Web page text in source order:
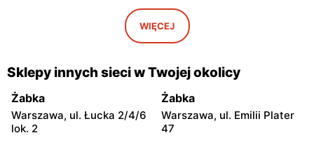
Iwaniska, ul. Ujazdowska 5
moje sklepy
Bogoria, ul. Rynek 30
Gorzyce, ul. Szkolna 44 Grębów, ul. Wydrza 180
moje sklepy
Jadachy, ul. Jadachy 111
moje sklepy
Jeżowe, ul. Zalesie 77
WIĘCEJ
Sklepy innych sieci w Twojej okolicy
Żabka
Warszawa, ul. Łucka 2/4/6
lok. 2
Żabka
Warszawa, ul. Emilii Plater
47